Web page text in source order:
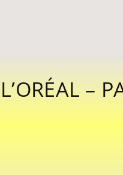
L’ORÉAL –